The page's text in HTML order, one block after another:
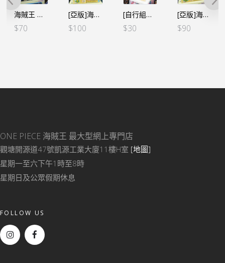
海賊王 WCF -神之谷事件VOL.1-羅渣
$70
[亞版]海賊王WCF -蛋頭島篇 VOL.3-愛迪生
$100
[自行組裝] WCF LOG / 食玩 ／ 景品 多用途防塵展示盒 (設活動門) 15cm高x15cm闊x10cm深
$30
[亞版]海賊王WCF -蛋頭島篇 VOL.3-邦妮
$90
ONE PIECE 海賊王 最大型網上專門店
觀塘開源道47號凱源工業大廈11樓H室 [地圖]
星期一至六下午1時至8時
星期日及公眾假期休息
FOLLOW US